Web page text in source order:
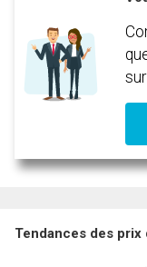
Tendances des